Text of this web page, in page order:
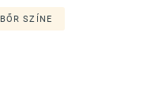
BŐR SZÍNE